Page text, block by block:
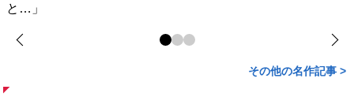
と…」
その他の名作記事 >